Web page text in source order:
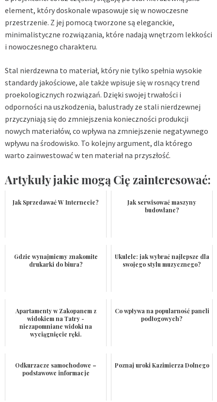
element, który doskonale wpasowuje się w nowoczesne
przestrzenie. Z jej pomocą tworzone są eleganckie,
minimalistyczne rozwiązania, które nadają wnętrzom lekkości
i nowoczesnego charakteru.
Stal nierdzewna to materiał, który nie tylko spełnia wysokie
standardy jakościowe, ale także wpisuje się w rosnący trend
proekologicznych rozwiązań. Dzięki swojej trwałości i
odporności na uszkodzenia, balustrady ze stali nierdzewnej
przyczyniają się do zmniejszenia konieczności produkcji
nowych materiałów, co wpływa na zmniejszenie negatywnego
wpływu na środowisko. To kolejny argument, dla którego
warto zainwestować w ten materiał na przyszłość.
Artykuły jakie mogą Cię zainteresować:
Jak Sprzedawać W Internecie?
Jak serwisować maszyny
budowlane?
Gdzie wynajmiemy znakomite
drukarki do biura?
Ukulele: jak wybrać najlepsze dla
swojego stylu muzycznego?
Apartamenty w Zakopanem z
widokiem na Tatry -
niezapomniane widoki na
wyciągnięcie ręki.
Co wpływa na popularność paneli
podłogowych?
Odkurzacze samochodowe –
podstawowe informacje
Poznaj uroki Kazimierza Dolnego